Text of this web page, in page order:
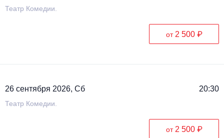
Театр Комедии.
от 2 500 ₽
26 сентября 2026, Сб 20:30
Театр Комедии.
от 2 500 ₽